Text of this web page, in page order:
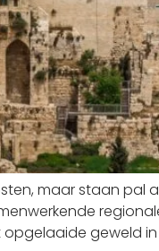
maar staan pal
geweld